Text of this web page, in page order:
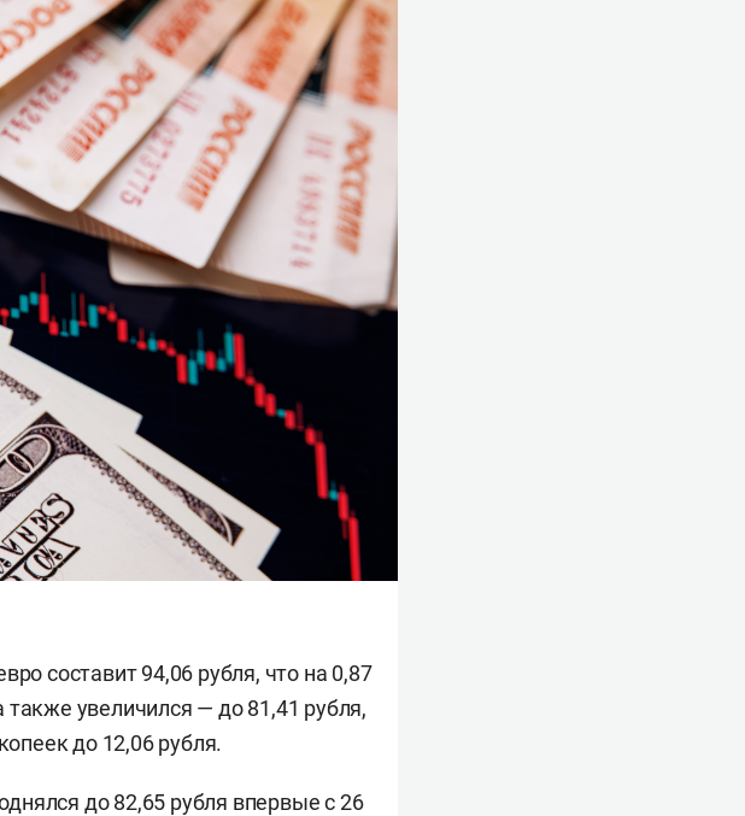
составит 94,06 рубля, что на 0,87
увеличился — до 81,41 рубля,
до 12,06 рубля.
до 82,65 рубля впервые с 26